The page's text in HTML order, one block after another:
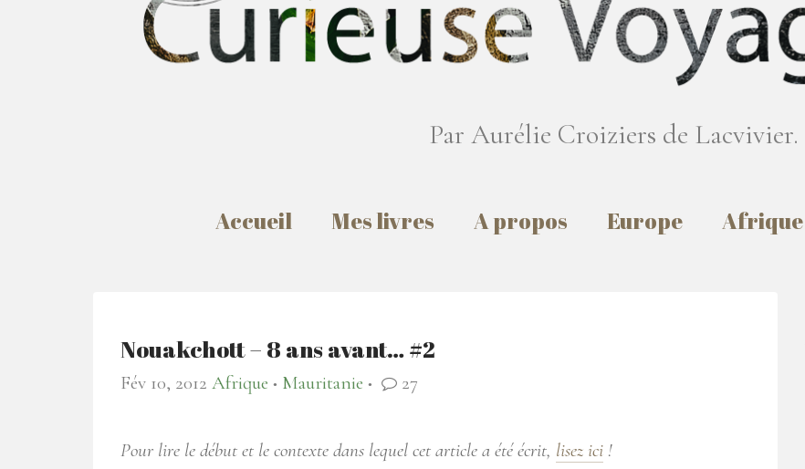
Par Aurélie Croiziers de Lacvivier.
Accueil Mes livres A propos Europe Afrique
Nouakchott – 8 ans avant… #2
Fév 10, 2012 Afrique ● Mauritanie ● 27
Pour lire le début et le contexte dans lequel cet article a été écrit, lisez ici !